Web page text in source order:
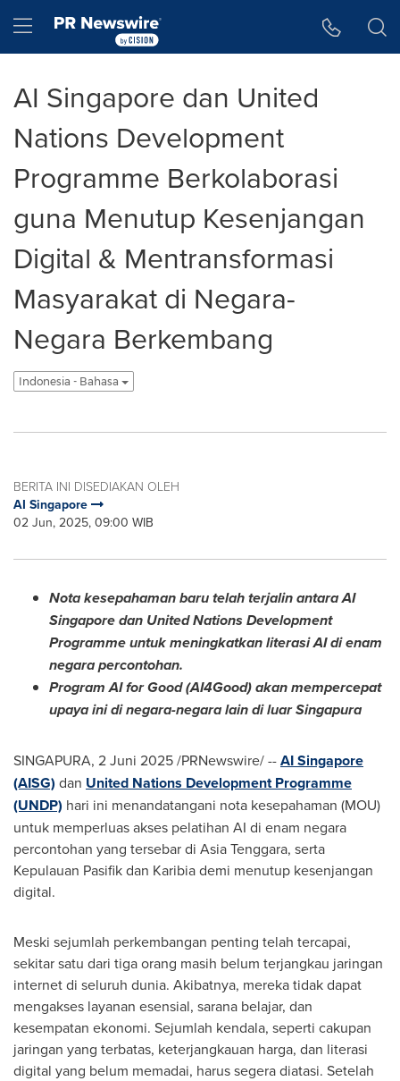
Hamburger menu
AI Singapore dan United
Nations Development
Programme Berkolaborasi
guna Menutup Kesenjangan
Digital & Mentransformasi
Masyarakat di Negara-
Negara Berkembang
Indonesia - Bahasa
BERITA INI DISEDIAKAN OLEH
AI Singapore
02 Jun, 2025, 09:00 WIB
Nota kesepahaman baru telah terjalin antara AI
Singapore dan United Nations Development
Programme untuk meningkatkan literasiAI dienam
negara percontohan.
Program AI for Good (AI4Good) akan mempercepat
upaya ini di negara-negara lain di luar Singapura
SINGAPURA, 2Juni 2025/PRNewswire/ --AISingapore
(AISG) dan United Nations Development Programme
(UNDP) hari ini menandatangani nota kesepahaman (MOU)
untuk memperluas akses pelatihan AI di enam negara
percontohan yang tersebar di Asia Tenggara, serta
Kepulauan Pasifik dan Karibia demi menutup kesenjangan
digital.
Meski sejumlah perkembangan penting telah tercapai,
sekitar satu dari tiga orang masih belum terjangkau jaringan
internet di seluruh dunia. Akibatnya, mereka tidak dapat
mengakses layanan esensial, sarana belajar, dan
kesempatan ekonomi. Sejumlah kendala, seperti cakupan
jaringan yang terbatas, keterjangkauan harga, dan literasi
digital yang belum memadai, harus segera diatasi. Setelah